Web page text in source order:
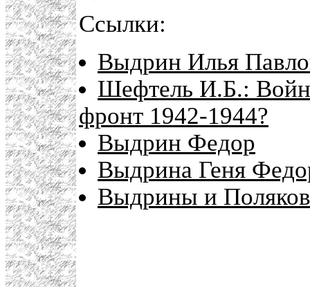
Ссылки:
Выдрин Илья
Шефтель И.Б.:
фронт 1942-1944?
Выдрин Федор
Выдрина Геня
Выдрины и